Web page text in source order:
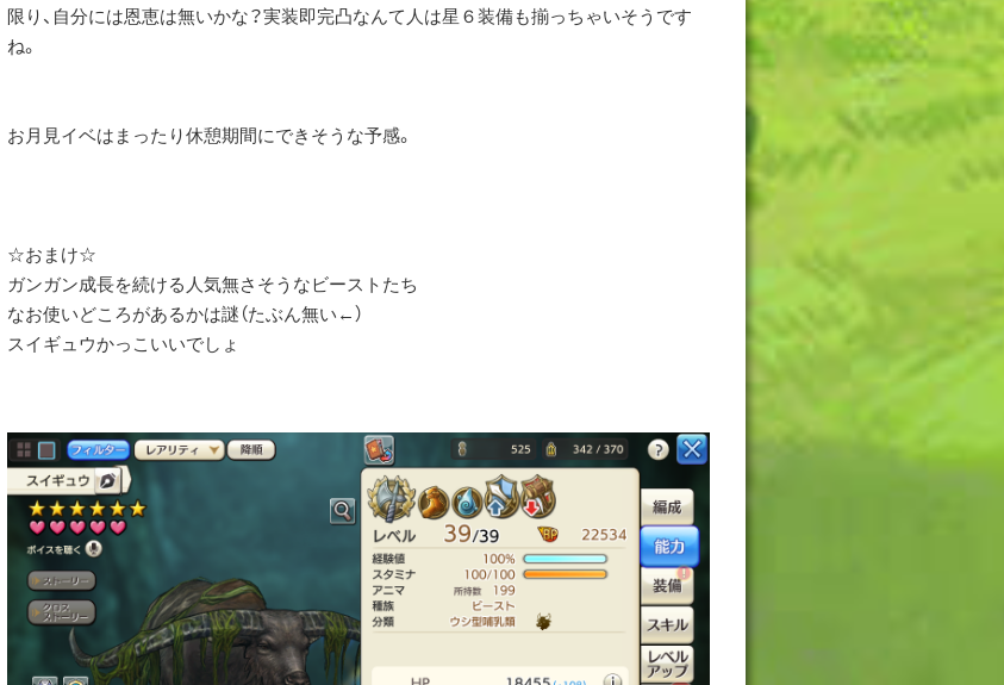
限り、自分には恩恵は無いかな？実装即完凸なんて人は星６装備も揃っちゃいそうです
ね。
お月見イベはまったり休憩期間にできそうな予感。
☆おまけ☆
ガンガン成長を続ける人気無さそうなビーストたち
なお使いどころがあるかは謎（たぶん無い←）
スイギュウかっこいいでしょ